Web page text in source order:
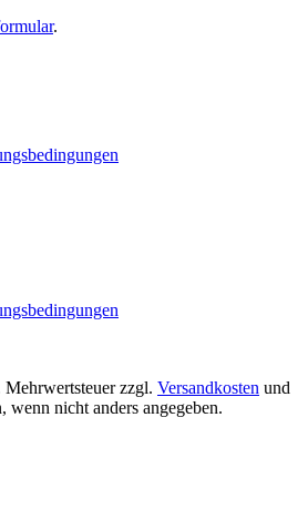
.
zzgl. Versandkosten und
wenn nicht anders angegeben.